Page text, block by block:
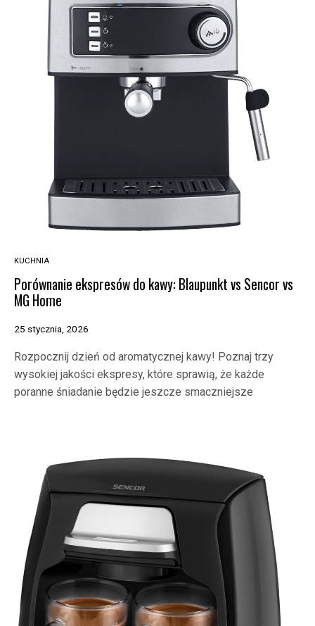
KUCHNIA
Porównanie ekspresów do kawy: Blaupunkt vs Sencor vs
MG Home
25 stycznia, 2026
Rozpocznij dzień od aromatycznej kawy! Poznaj trzy
wysokiej jakości ekspresy, które sprawią, że każde
poranne śniadanie będzie jeszcze smaczniejsze